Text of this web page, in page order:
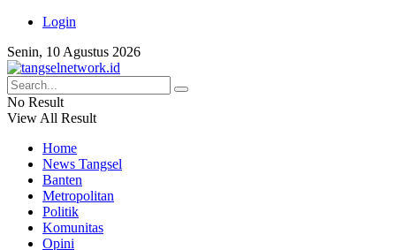
Login
Senin, 10 Agustus 2026
No Result
View All Result
Home
News Tangsel
Banten
Metropolitan
Politik
Komunitas
Opini